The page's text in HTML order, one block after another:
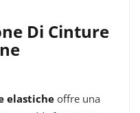
Di Cinture
elastiche offre una